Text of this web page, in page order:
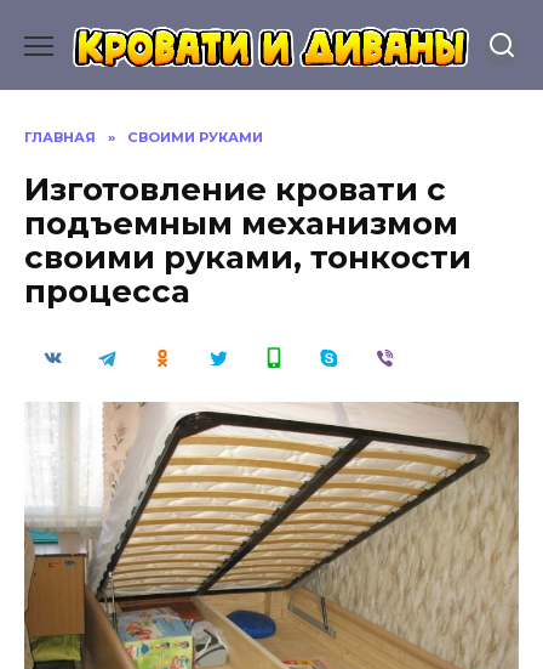
содержанию
ГЛАВНАЯ » СВОИМИ РУКАМИ
Изготовление кровати с
подъемным механизмом
своими руками, тонкости
процесса